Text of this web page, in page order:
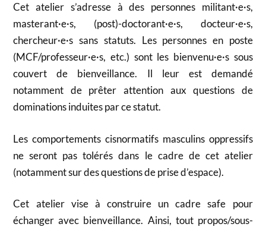
Cet atelier s’adresse à des personnes militant·e·s,
masterant·e·s, (post)-doctorant·e·s, docteur·e·s,
chercheur·e·s sans statuts. Les personnes en poste
(MCF/professeur·e·s, etc.) sont les bienvenu·e·s sous
couvert de bienveillance. Il leur est demandé
notamment de prêter attention aux questions de
dominations induites par ce statut.
Les comportements cisnormatifs masculins oppressifs
ne seront pas tolérés dans le cadre de cet atelier
(notamment sur des questions de prise d’espace).
Cet atelier vise à construire un cadre safe pour
échanger avec bienveillance. Ainsi, tout propos/sous-